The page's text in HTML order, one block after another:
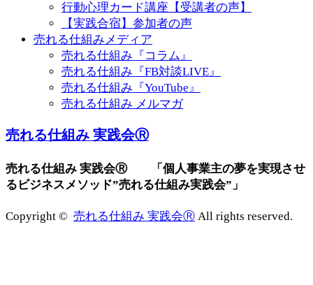
行動心理カード講座【受講者の声】
【実践合宿】参加者の声
売れる仕組みメディア
売れる仕組み『コラム』
売れる仕組み『FB対談LIVE』
売れる仕組み『YouTube』
売れる仕組み メルマガ
売れる仕組み 実践会Ⓡ
売れる仕組み 実践会Ⓡ 「個人事業主の夢を実現させ
るビジネスメソッド”売れる仕組み実践会”」
Copyright © 売れる仕組み 実践会Ⓡ All rights reserved.